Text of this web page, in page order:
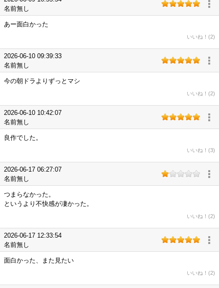
名前無し
あー面白かった
いいね！(2)
2026-06-10 09:39:33
名前無し
今の朝ドラよりずっとマシ
いいね！(2)
2026-06-10 10:42:07
名前無し
良作でした。
いいね！(3)
2026-06-17 06:27:07
名前無し
つまらなかった。
というより不快感が凄かった。
いいね！(2)
2026-06-17 12:33:54
名前無し
面白かった、また見たい
いいね！(2)